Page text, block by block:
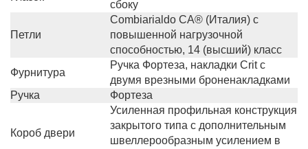
сбоку
Петли
Сombiarialdo СА® (Италия) с
повышенной нагрузочной
способностью, 14 (высший) класс
Фурнитура
Ручка Фортеза, накладки Crit с
двумя врезными броненакладками
Ручка
Фортеза
Короб двери
Усиленная профильная конструкция
закрытого типа c дополнительным
швеллерообразным усилением в